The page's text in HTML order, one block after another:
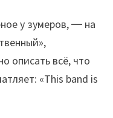
у зумеров, ― на
описать всё, что
«This band is